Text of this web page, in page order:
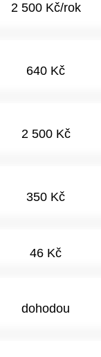
2 500 Kč/rok
640 Kč
2 500 Kč
350 Kč
46 Kč
dohodou